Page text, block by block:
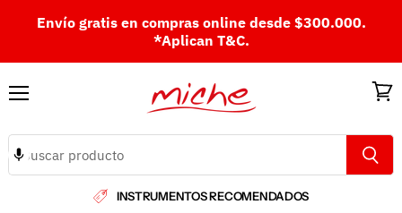
Envío gratis en compras online desde $300.000.
*Aplican T&C.
INSTRUMENTOS RECOMENDADOS